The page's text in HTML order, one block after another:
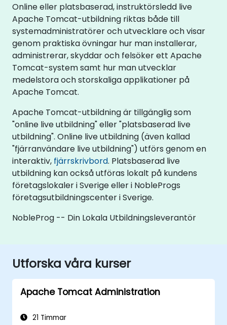
Online eller platsbaserad, instruktörsledd live
Apache Tomcat-utbildning riktas både till
systemadministratörer och utvecklare och visar
genom praktiska övningar hur man installerar,
administrerar, skyddar och felsöker ett Apache
Tomcat-system samt hur man utvecklar
medelstora och storskaliga applikationer på
Apache Tomcat.
Apache Tomcat-utbildning är tillgänglig som
"online live utbildning" eller "platsbaserad live
utbildning". Online live utbildning (även kallad
"fjärranvändare live utbildning") utförs genom en
interaktiv, fjärrskrivbord. Platsbaserad live
utbildning kan också utföras lokalt på kundens
företagslokaler i Sverige eller i NobleProgs
företagsutbildningscenter i Sverige.
NobleProg -- Din Lokala Utbildningsleverantör
Utforska våra kurser
Apache Tomcat Administration
21 Timmar